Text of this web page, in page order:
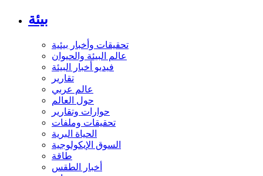
بيئة
تحقيقات وأخبار بيئية
عالم البيئة والحيوان
فيديو أخبار البيئة
تقارير
عالم عربي
حول العالم
حوارات وتقارير
تحقيقات وملفات
الحياة البرية
السوق الإيكولوجية
طاقة
أخبار الطقس